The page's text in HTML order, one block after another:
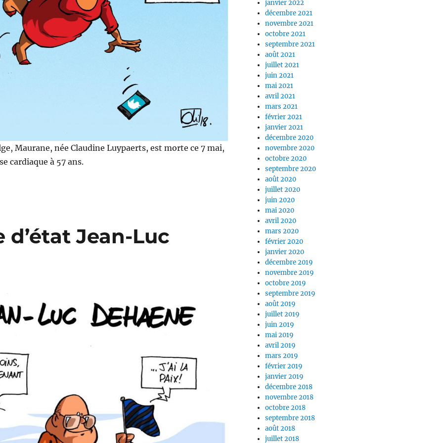
Maurane, née Claudine Luypaerts, est morte ce 7 mai,
cardiaque à 57 ans.
Jean-Luc
janvier 2022
décembre 2021
novembre 2021
octobre 2021
septembre 2021
août 2021
juillet 2021
juin 2021
mai 2021
avril 2021
mars 2021
février 2021
janvier 2021
décembre 2020
novembre 2020
octobre 2020
septembre 2020
août 2020
juillet 2020
juin 2020
mai 2020
avril 2020
mars 2020
février 2020
janvier 2020
décembre 2019
novembre 2019
octobre 2019
septembre 2019
août 2019
juillet 2019
juin 2019
mai 2019
avril 2019
mars 2019
février 2019
janvier 2019
décembre 2018
novembre 2018
octobre 2018
septembre 2018
août 2018
juillet 2018